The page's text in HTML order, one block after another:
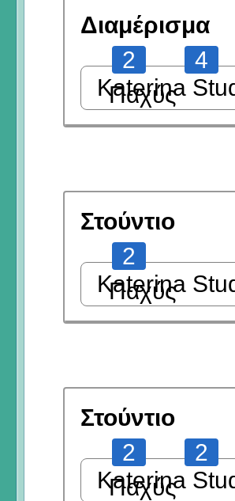
Διαμέρισμα
2
4
Παχύς
Katerina
Στούντιο
2
Παχύς
Katerina
Στούντιο
2
2
Παχύς
Katerina